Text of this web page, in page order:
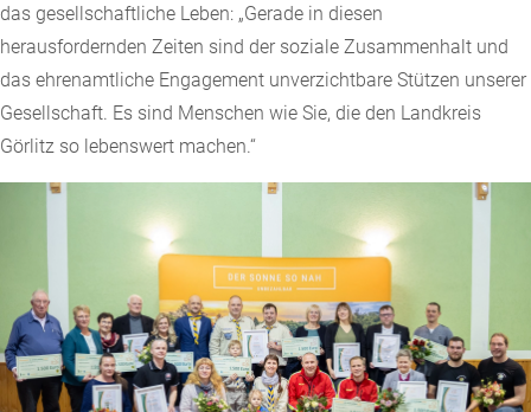
das gesellschaftliche Leben: „Gerade in diesen
herausfordernden Zeiten sind der soziale Zusammenhalt und
das ehrenamtliche Engagement unverzichtbare Stützen unserer
Gesellschaft. Es sind Menschen wie Sie, die den Landkreis
Görlitz so lebenswert machen.“